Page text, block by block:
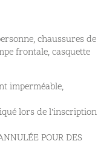
chaussures de
frontale, casquette
imperméable,
lors de l’inscription
POUR DES